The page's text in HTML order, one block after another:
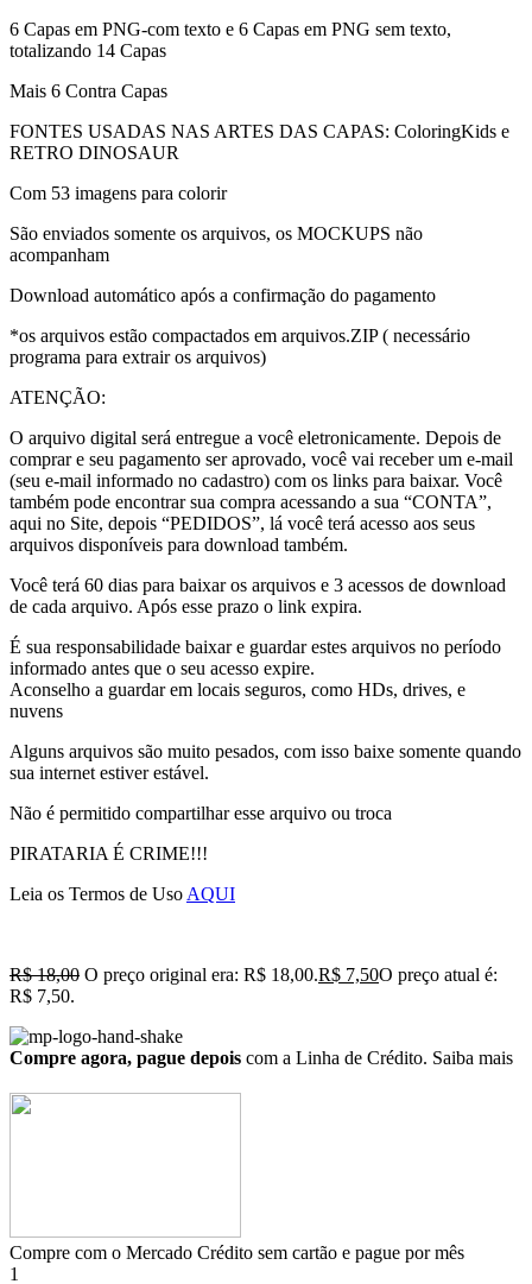
6 Capas em PNG-com texto e 6 Capas em PNG sem texto,
totalizando 14 Capas
Mais 6 Contra Capas
FONTES USADAS NAS ARTES DAS CAPAS: ColoringKids e
RETRO DINOSAUR
Com 53 imagens para colorir
São enviados somente os arquivos, os MOCKUPS não
acompanham
Download automático após a confirmação do pagamento
*os arquivos estão compactados em arquivos.ZIP ( necessário
programa para extrair os arquivos)
ATENÇÃO:
O arquivo digital será entregue a você eletronicamente. Depois de
comprar e seu pagamento ser aprovado, você vai receber um e-mail
(seu e-mail informado no cadastro) com os links para baixar. Você
também pode encontrar sua compra acessando a sua “CONTA”,
aqui no Site, depois “PEDIDOS”, lá você terá acesso aos seus
arquivos disponíveis para download também.
Você terá 60 dias para baixar os arquivos e 3 acessos de download
de cada arquivo. Após esse prazo o link expira.
É sua responsabilidade baixar e guardar estes arquivos no período
informado antes que o seu acesso expire.
Aconselho a guardar em locais seguros, como HDs, drives, e
nuvens
Alguns arquivos são muito pesados, com isso baixe somente quando
sua internet estiver estável.
Não é permitido compartilhar esse arquivo ou troca
PIRATARIA É CRIME!!!
Leia os Termos de Uso AQUI
R$18,00 O preço original era: R$ 18,00.R$ 7,50O preço atual é:
R$ 7,50.
Compre agora, pague depois com a Linha de Crédito. Saiba mais
Compre com o Mercado Crédito sem cartão e pague por mês
1